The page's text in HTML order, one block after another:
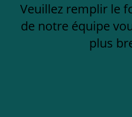
Veuillez remplir le
de notre équipe
plus